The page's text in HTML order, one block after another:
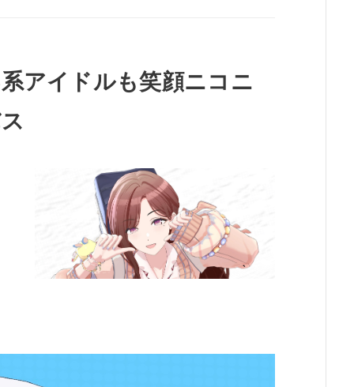
アイドルも笑顔ニコニ